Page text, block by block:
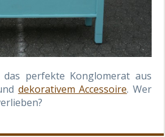
perfekte Konglomerat aus
dekorativem Accessoire. Wer